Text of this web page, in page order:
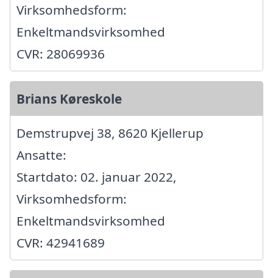
Virksomhedsform:
Enkeltmandsvirksomhed
CVR: 28069936
Brians Køreskole
Demstrupvej 38, 8620 Kjellerup
Ansatte:
Startdato: 02. januar 2022,
Virksomhedsform:
Enkeltmandsvirksomhed
CVR: 42941689